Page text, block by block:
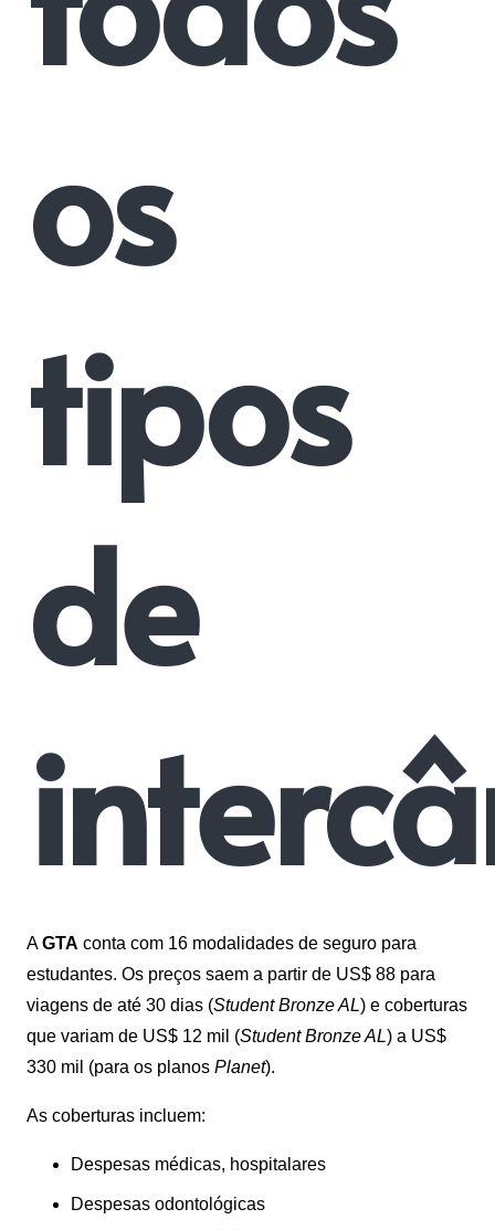
os
tipos
de
AGTA conta com 16 modalidades de seguro para
estudantes. Os preços saem a partir de US$ 88 para
viagens de até 30 dias (Student Bronze AL) e coberturas
que variam de US$ 12 mil (Student Bronze AL) a US$
330 mil (para os planos Planet).
As coberturas incluem:
Despesas médicas, hospitalares
Despesas odontológicas